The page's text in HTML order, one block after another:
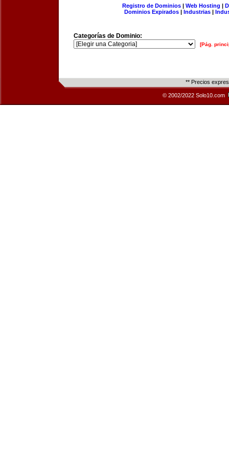
Registro de Dominios| Web Hosting |
Dominios Expirados | Industrias |
Categorías de Dominio:
[Pág.
** Precios
© 2002/2022 Solo10.com